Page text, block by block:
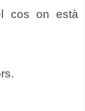
cos on està